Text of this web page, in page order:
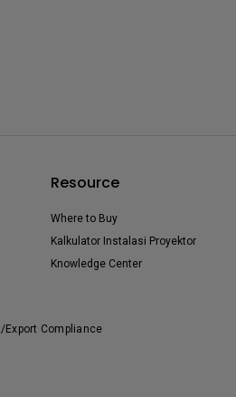
Resource
Where to Buy
Kalkulator Instalasi Proyektor
Knowledge Center
Export Compliance